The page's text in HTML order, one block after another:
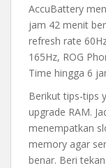
AccuBattery
jam 42 menit
refresh rate
165Hz, ROG
Time hingga 6
Berikut tips-tips
upgrade RAM.
menempatkan
memory agar
benar. Beri